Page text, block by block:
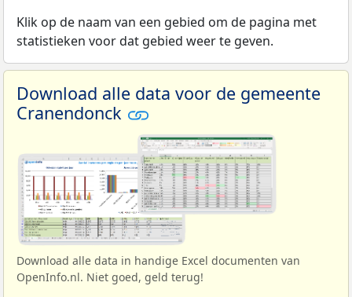
Klik op de naam van een gebied om de pagina met
statistieken voor dat gebied weer te geven.
Download alle data voor de gemeente
Cranendonck
Download alle data in handige Excel documenten van
OpenInfo.nl. Niet goed, geld terug!